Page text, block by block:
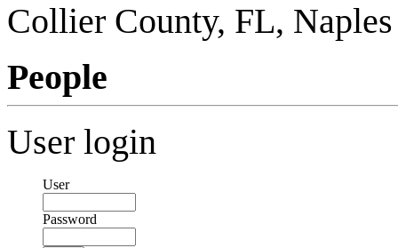
Collier County, FL,
People
User login
User
Password